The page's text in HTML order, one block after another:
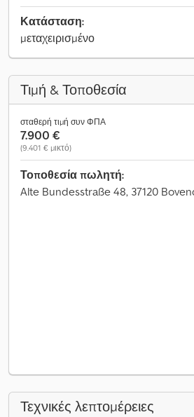
Κατάσταση:
μεταχειρισμένο
Τιμή & Τοποθεσία
σταθερή τιμή συν ΦΠΑ
7.900 €
(9.401 € μικτό)
Τοποθεσία πωλητή:
Alte Bundesstraße 48, 37120
Τεχνικές λεπτομέρειες